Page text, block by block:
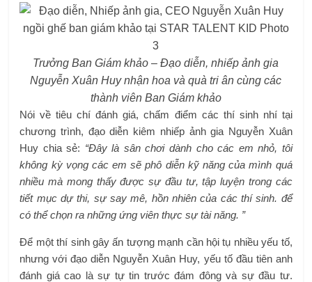
Trưởng Ban Giám khảo – Đạo diễn, nhiếp ảnh gia
Nguyễn Xuân Huy nhận hoa và quà tri ân cùng các
thành viên Ban Giám khảo
Nói về tiêu chí đánh giá, chấm điểm các thí sinh nhí tại
chương trình, đạo diễn kiêm nhiếp ảnh gia Nguyễn Xuân
Huy chia sẻ: “Đây là sân chơi dành cho các em nhỏ, tôi
không kỳ vọng các em sẽ phô diễn kỹ năng của mình quá
nhiều mà mong thấy được sự đầu tư, tập luyện trong các
tiết mục dự thi, sự say mê, hồn nhiên của các thí sinh. để
có thể chọn ra những ứng viên thực sự tài năng. ”
Để một thí sinh gây ấn tượng mạnh cần hội tụ nhiều yếu tố,
nhưng với đạo diễn Nguyễn Xuân Huy, yếu tố đầu tiên anh
đánh giá cao là sự tự tin trước đám đông và sự đầu tư.